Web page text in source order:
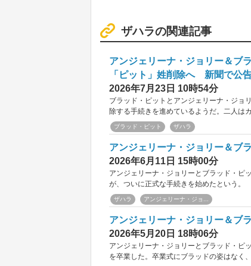
ザハラの関連記事
アンジェリーナ・ジョリー＆ブ
「ピット」姓削除へ 新聞で公
2026年7月23日 10時54分
ブラッド・ピットとアンジェリーナ・ジョ
除する手続きを進めているようだ。二人は
ブラッド・ピット ザハラ
アンジェリーナ・ジョリー＆ブ
2026年6月11日 15時00分
アンジェリーナ・ジョリーとブラッド・ピ
が、ついに正式な手続きを始めたという。
ザハラ アンジェリーナ・ジョ...
アンジェリーナ・ジョリー＆ブ
2026年5月20日 18時06分
アンジェリーナ・ジョリーとブラッド・ピ
を卒業した。卒業式にブラッドの姿はなく